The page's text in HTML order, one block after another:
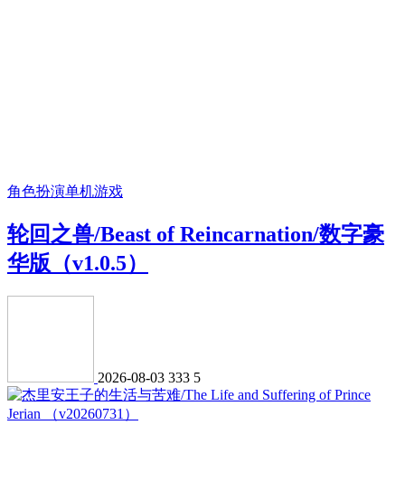
角色扮演单机游戏
轮回之兽/Beast of Reincarnation/数字豪
华版（v1.0.5）
2026-08-03 333 5